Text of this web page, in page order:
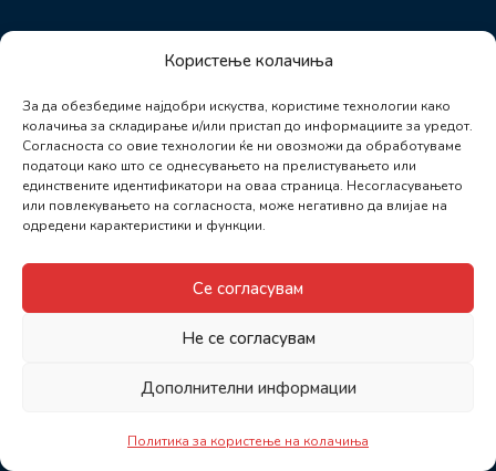
Користење колачиња
За да обезбедиме најдобри искуства, користиме технологии како
колачиња за складирање и/или пристап до информациите за уредот.
Согласноста со овие технологии ќе ни овозможи да обработуваме
податоци како што се однесувањето на прелистувањето или
единствените идентификатори на оваа страница. Несогласувањето
или повлекувањето на согласноста, може негативно да влијае на
одредени карактеристики и функции.
Се согласувам
Не се согласувам
Дополнителни информации
Политика за користење на колачиња